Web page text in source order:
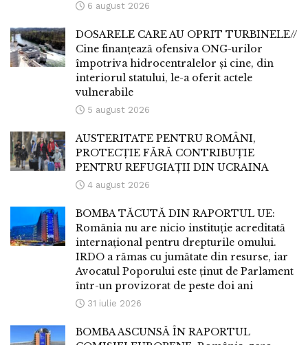
6 august 2026
DOSARELE CARE AU OPRIT TURBINELE//
Cine finanțează ofensiva ONG-urilor
împotriva hidrocentralelor și cine, din
interiorul statului, le-a oferit actele
vulnerabile
5 august 2026
AUSTERITATE PENTRU ROMÂNI,
PROTECȚIE FĂRĂ CONTRIBUȚIE
PENTRU REFUGIAȚII DIN UCRAINA
4 august 2026
BOMBA TĂCUTĂ DIN RAPORTUL UE:
România nu are nicio instituție acreditată
internațional pentru drepturile omului.
IRDO a rămas cu jumătate din resurse, iar
Avocatul Poporului este ținut de Parlament
într-un provizorat de peste doi ani
31 iulie 2026
BOMBA ASCUNSĂ ÎN RAPORTUL